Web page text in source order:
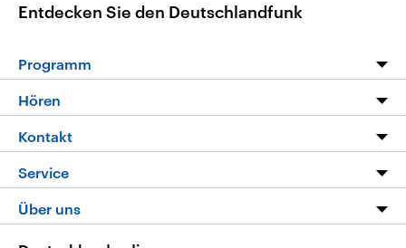
Entdecken Sie den Deutschlandfunk
Programm
Programm
Die Nachrichten
Nachrichtenleicht
Neue Beiträge auf dlf.de
Hören
Livestream
Podcasts
Deutschlandfunk App
Kontakt
Hörerservice
Service
FAQ
Über uns